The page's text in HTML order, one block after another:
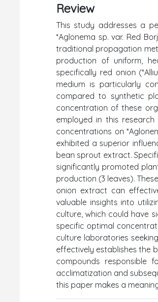
Review
This study addresses a
*Aglonema sp. var. Red
traditional propagation
production of uniform,
specifically red onion
medium is particularly
compared to synthetic
concentration of these
employed in this
concentrations on
exhibited a superior
bean sprout extract.
significantly promoted
production (3 leaves).
onion extract can
valuable insights into
culture, which could have
specific optimal
culture laboratories
effectively establishes the
compounds responsible
acclimatization and
this paper makes a